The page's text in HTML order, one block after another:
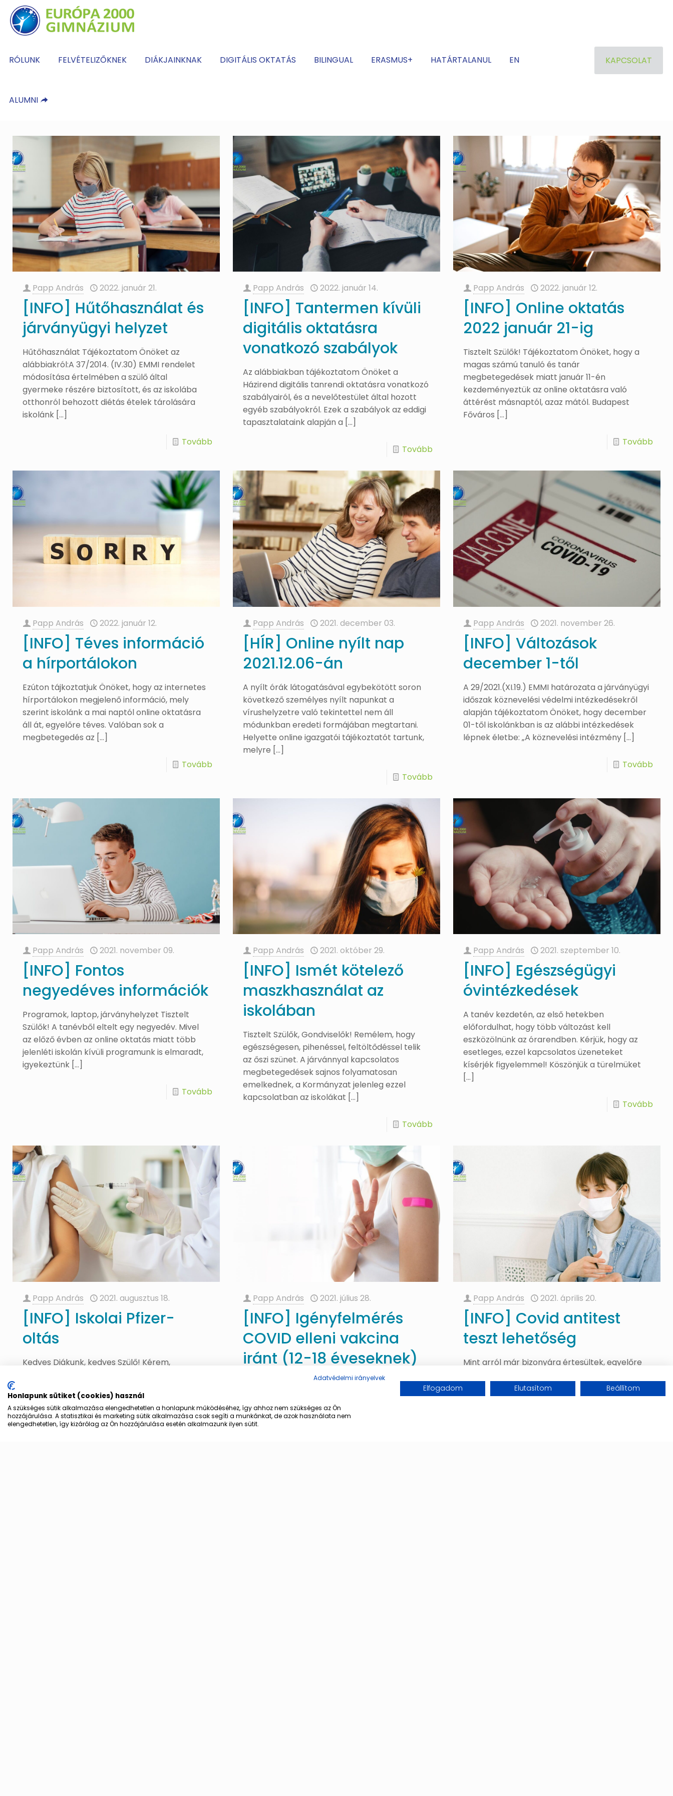
RÓLUNK FELVÉTELIZŐKNEK DIÁKJAINKNAK DIGITÁLIS OKTATÁS BILINGUAL ERASMUS+ HATÁRTALANUL EN
ALUMNI
KAPCSOLAT
Papp András 2022. január 21.
[INFO] Hűtőhasználat és
járványügyi helyzet
Hűtőhasználat Tájékoztatom Önöket az
alábbiakról:A 37/2014. (IV.30) EMMI rendelet
módosítása értelmében a szülő által
gyermeke részére biztosított, és az iskolába
otthonról behozott diétás ételek tárolására
iskolánk […]
Tovább
Papp András 2022. január 14.
[INFO] Tantermen kívüli
digitális oktatásra
vonatkozó szabályok
Az alábbiakban tájékoztatom Önöket a
Házirend digitális tanrendi oktatásra vonatkozó
szabályairól, és a nevelőtestület által hozott
egyéb szabályokról. Ezek a szabályok az eddigi
tapasztalataink alapján a […]
Tovább
Papp András 2022. január 12.
[INFO] Online oktatás
2022 január 21-ig
Tisztelt Szülők! Tájékoztatom Önöket, hogy a
magas számú tanuló és tanár
megbetegedések miatt január 11-én
kezdeményeztük az online oktatásra való
áttérést másnaptól, azaz mától. Budapest
Főváros […]
Tovább
Papp András 2022. január 12.
[INFO] Téves információ
a hírportálokon
Ezúton tájkoztatjuk Önöket, hogy az internetes
hírportálokon megjelenő információ, mely
szerint iskolánk a mai naptól online oktatásra
áll át, egyelőre téves. Valóban sok a
megbetegedés az […]
Tovább
Papp András 2021. december 03.
[HÍR] Online nyílt nap
2021.12.06-án
A nyílt órák látogatásával egybekötött soron
következő személyes nyílt napunkat a
vírushelyzetre való tekintettel nem áll
módunkban eredeti formájában megtartani.
Helyette online igazgatói tájékoztatót tartunk,
melyre […]
Tovább
Papp András 2021. november 26.
[INFO] Változások
december 1-től
A 29/2021.(XI.19.) EMMI határozata a járványügyi
időszak köznevelési védelmi intézkedésekről
alapján tájékoztatom Önöket, hogy december
01-től iskolánkban is az alábbi intézkedések
lépnek életbe: „A köznevelési intézmény […]
Tovább
Papp András 2021. november 09.
[INFO] Fontos
negyedéves információk
Programok, laptop, járványhelyzet Tisztelt
Szülők! A tanévből eltelt egy negyedév. Mivel
az előző évben az online oktatás miatt több
jelenléti iskolán kívüli programunk is elmaradt,
igyekeztünk […]
Tovább
Papp András 2021. október 29.
[INFO] Ismét kötelező
maszkhasználat az
iskolában
Tisztelt Szülők, Gondviselők! Remélem, hogy
egészségesen, pihenéssel, feltöltődéssel telik
az őszi szünet. A járvánnyal kapcsolatos
megbetegedések sajnos folyamatosan
emelkednek, a Kormányzat jelenleg ezzel
kapcsolatban az iskolákat […]
Tovább
Papp András 2021. szeptember 10.
[INFO] Egészségügyi
óvintézkedések
A tanév kezdetén, az első hetekben
előfordulhat, hogy több változást kell
eszközölnünk az órarendben. Kérjük, hogy az
esetleges, ezzel kapcsolatos üzeneteket
kísérjék figyelemmel! Köszönjük a türelmüket
[…]
Tovább
Papp András 2021. augusztus 18.
[INFO] Iskolai Pfizer-
oltás
Kedves Diákunk, kedves Szülő! Kérem,
megpróbáljuk röviden összefoglalni, hogy kire,
mi vonatkozik. (A[…]
Papp András 2021. július 28.
[INFO] Igényfelmérés
COVID elleni vakcina
iránt (12-18 éveseknek)
Kérjük, hogy a cikk alján lévő formot kitöltve
nyilatkozzanak arról, hogy igénylik-e az oltást!
Tájékoztatjuk Önöket, hogy a Kormány döntése
alapján 2021. augusztus 30-31. napján a
Papp András 2021. április 20.
[INFO] Covid antitest
teszt lehetőség
Mint arról már bizonyára értesültek, egyelőre
tudásunk szerint ez május 10-re tolódott el.
Tájékoztatom Önöket, hogy kollégáink
Adatvédelmi irányelvek
Honlapunk sütiket (cookies) használ
A szükséges sütik alkalmazása elengedhetetlen a honlapunk működéséhez, így ahhoz nem szükséges az Ön
hozzájárulása. A statisztikai és marketing sütik alkalmazása csak segíti a munkánkat, de azok használata nem
elengedhetetlen, így kizárólag az Ön hozzájárulása esetén alkalmazunk ilyen sütit.
Elfogadom Elutasítom Beállítom